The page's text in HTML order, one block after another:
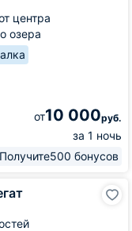
центра
озера
от10 000руб.
за 1 ночь
Получите500 бонусов